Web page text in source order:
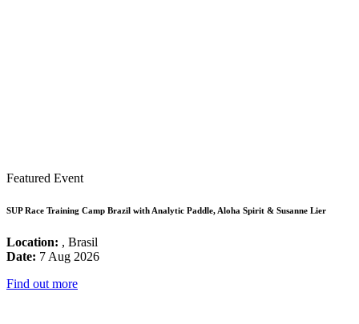
Featured Event
SUP Race Training Camp Brazil with Analytic Paddle, Aloha Spirit & Susanne Lier
Location: , Brasil
Date: 7 Aug 2026
Find out more